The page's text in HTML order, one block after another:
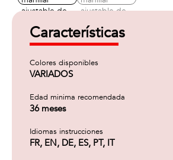
Características
Colores disponibles
VARIADOS
Edad minima recomendada
36 meses
Idiomas instrucciones
FR, EN, DE, ES, PT, IT